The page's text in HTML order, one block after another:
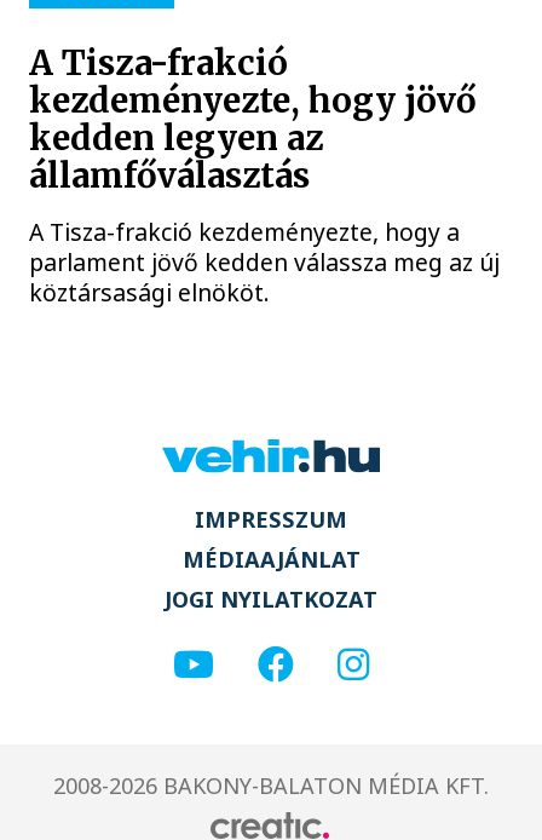
A Tisza-frakció
kezdeményezte, hogy jövő
kedden legyen az
államfőválasztás
A Tisza-frakció kezdeményezte, hogy a
parlament jövő kedden válassza meg az új
köztársasági elnököt.
IMPRESSZUM
MÉDIAAJÁNLAT
JOGI NYILATKOZAT
2008-2026 BAKONY-BALATON MÉDIA KFT.